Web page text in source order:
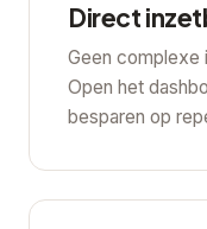
Direct
Geen complexe
Open het
besparen op